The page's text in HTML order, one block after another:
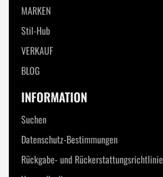
MARKEN
Stil-Hub
VERKAUF
BLOG
INFORMATION
Suchen
Datenschutz-Bestimmungen
Rückgabe- und Rückerstattungsrichtlinie